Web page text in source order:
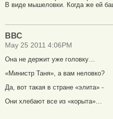
В виде мышеловки. Когда же ей
ВВС
May 25 2011 4:06PM
Она не держит уже головку…
«Министр Таня», а вам неловко?
Да, вот такая в стране «элита» -
Они хлебают все из «корыта»…